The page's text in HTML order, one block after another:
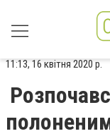
11:13, 16 квітня 2020 р.